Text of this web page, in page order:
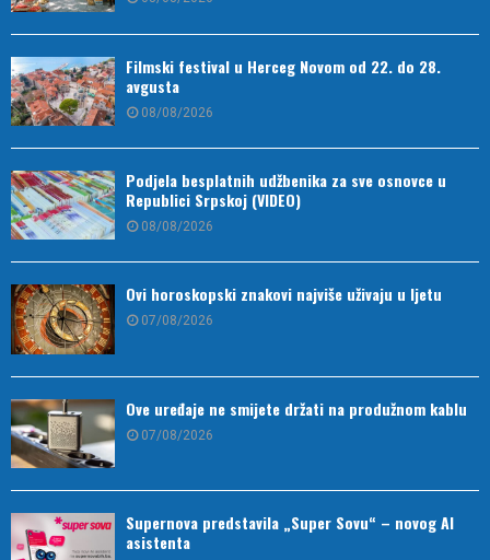
Filmski festival u Herceg Novom od 22. do 28.
avgusta
08/08/2026
Podjela besplatnih udžbenika za sve osnovce u
Republici Srpskoj (VIDEO)
08/08/2026
Ovi horoskopski znakovi najviše uživaju u ljetu
07/08/2026
Ove uređaje ne smijete držati na produžnom kablu
07/08/2026
Supernova predstavila „Super Sovu“ – novog AI
asistenta